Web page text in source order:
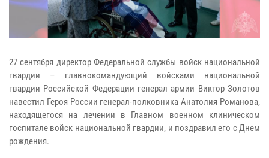
27 сентября директор Федеральной службы войск национальной
гвардии – главнокомандующий войсками национальной
гвардии Российской Федерации генерал армии Виктор Золотов
навестил Героя России генерал-полковника Анатолия Романова,
находящегося на лечении в Главном военном клиническом
госпитале войск национальной гвардии, и поздравил его с Днем
рождения.